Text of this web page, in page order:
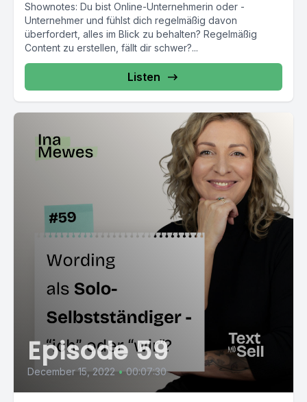
Shownotes: Du bist Online-Unternehmerin oder -
Unternehmer und fühlst dich regelmäßig davon
überfordert, alles im Blick zu behalten? Regelmäßig
Content zu erstellen, fällt dir schwer?...
Listen
Episode 59
December 15, 2022 • 00:07:30